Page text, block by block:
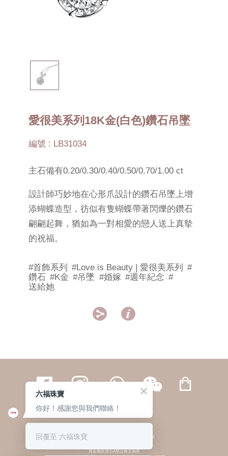
愛很美系列18K金(白色)鑽石吊墜
編號 : LB31034
主石備有0.20/0.30/0.40/0.50/0.70/1.00 ct
設計師巧妙地在心形爪設計的鑽石吊墜上增
添蝴蝶造型，彷似有隻蝴蝶帶著閃爍的鑽石
翩翩起舞，猶如為一對相愛的戀人送上真摰
的祝福。
#首飾系列 #Love is Beauty | 愛很美系列
#
鑽石 #K金 #吊墜 #婚嫁 #週年紀念 #
送給她
 
繁體 | 簡体
© 六福集團 版權所有 不得轉載 私隱政策
貴金屬及寶石A類註冊交易商
六福珠寶
你好！感謝您與我們聯絡！
回覆至 六福珠寶